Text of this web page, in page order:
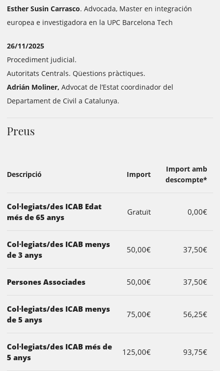
Esther Susin Carrasco. Advocada, Master en integración
europea e investigadora en la UPC Barcelona Tech
26/11/2025
Procediment judicial.
Autoritats Centrals. Qüestions pràctiques.
Adrián Moliner, Advocat de l’Estat coordinador del
Departament de Civil a Catalunya.
Preus
Descripció Import
Import amb
descompte*
Col·legiats/des ICAB Edat
més de 65 anys
Gratuït 0,00€
Col·legiats/des ICAB menys
de 3 anys
50,00€ 37,50€
Persones Associades 50,00€ 37,50€
Col·legiats/des ICAB menys
de 5 anys
75,00€ 56,25€
Col·legiats/des ICAB més de
5 anys
125,00€ 93,75€